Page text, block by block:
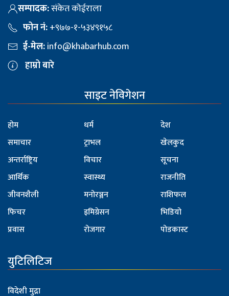
सम्पादक:संकेत कोईराला
फोन नं:+९७७-१-५३४९१५८
ई-मेल:info@khabarhub.com
हाम्रो बारे
साइट नेविगेशन
होम
समाचार
अन्तर्राष्ट्रिय
आर्थिक
जीवनशैली
फिचर
प्रवास
धर्म
ट्राभल
विचार
स्वास्थ्य
मनोरञ्जन
इमिग्रेसन
रोजगार
देश
खेलकुद
सूचना
राजनीति
राशिफल
भिडियो
पोडकास्ट
युटिलिटिज
विदेशी मुद्रा